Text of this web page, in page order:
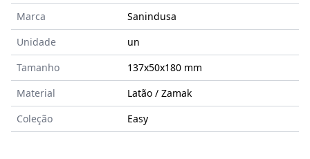
Marca
Sanindusa
Unidade
un
Tamanho
137x50x180 mm
Material
Latão / Zamak
Coleção
Easy